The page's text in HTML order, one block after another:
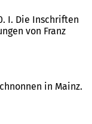
I. Die Inschriften
von Franz
in Mainz.